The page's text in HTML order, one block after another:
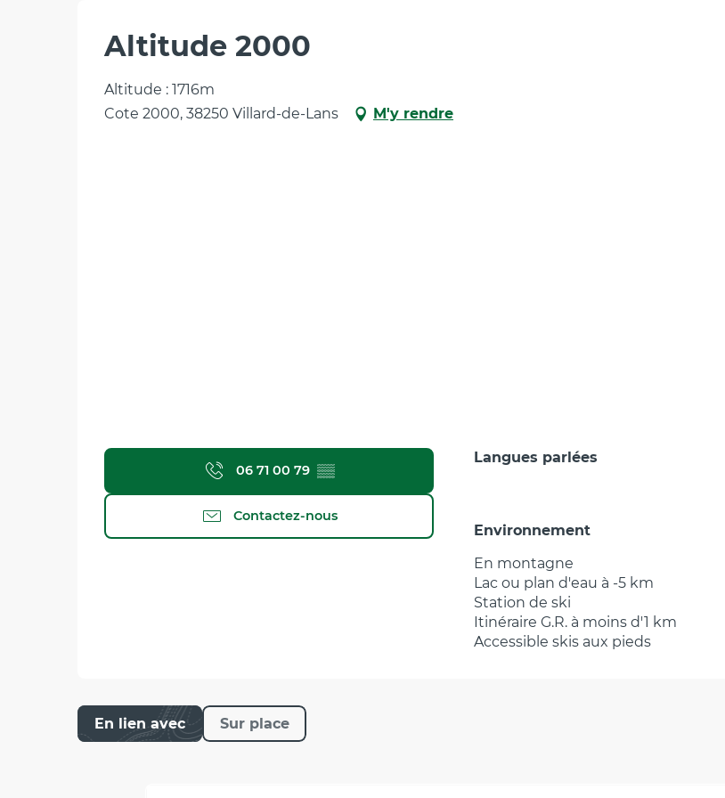
Altitude 2000
Altitude : 1716m
Cote 2000, 38250 Villard-de-Lans
M'y rendre
06 71 00 79 ▒▒
Contactez-nous
Langues parlées
Langues parlées
Environnement
Environnement
En montagne
Lac ou plan d'eau à -5 km
Station de ski
Itinéraire G.R. à moins d'1 km
Accessible skis aux pieds
En lien avec Sur place